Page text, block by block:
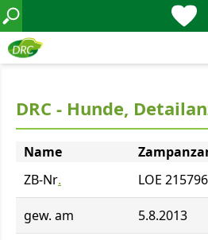
DRC - Hunde,
Name
ZB-Nr. LOE
gew. am 5.8.2013